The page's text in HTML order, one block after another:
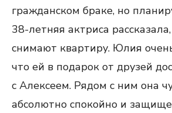
гражданском браке, но
38-летняя актриса
снимают квартиру. Юлия
что ей в подарок от друзей
с Алексеем. Рядом с ним она
абсолютно спокойно и